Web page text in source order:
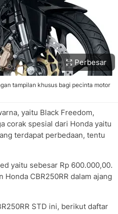
Perbesar
tampilan khusus bagi pecinta motor
yaitu Black Freedom,
corak spesial dari Honda yaitu
terdapat perbedaan, tentu
yaitu sebesar Rp 600.000,00.
CBR250RR dalam ajang
STD ini, berikut daftar